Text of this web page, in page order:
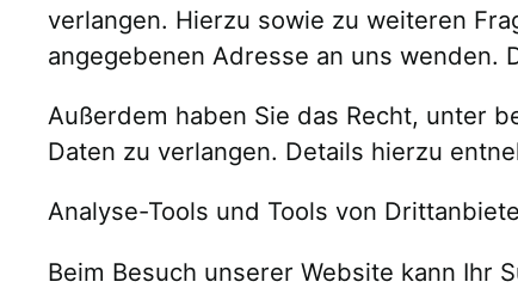
verlangen. Hierzu sowie zu weiteren
angegebenen Adresse an uns
Außerdem haben Sie das Recht, unter
Daten zu verlangen. Details hierzu
Analyse-Tools und Tools von
Beim Besuch unserer Website kann Ihr